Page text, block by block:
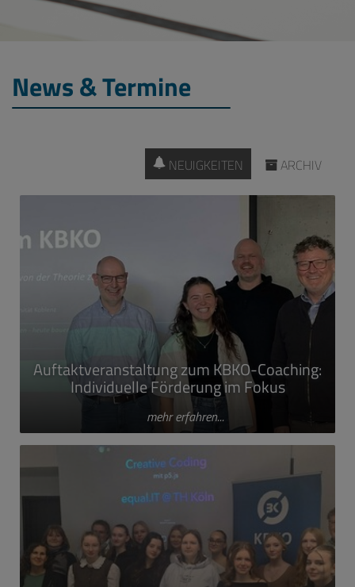
News & Termine
NEUIGKEITEN ARCHIV
Auftaktveranstaltung zum KBKO-Coaching:
Individuelle Förderung im Fokus
mehr erfahren...